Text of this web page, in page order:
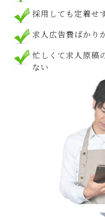
採用しても定着せ
求人広告費ばかり
忙しくて求人原稿
ない